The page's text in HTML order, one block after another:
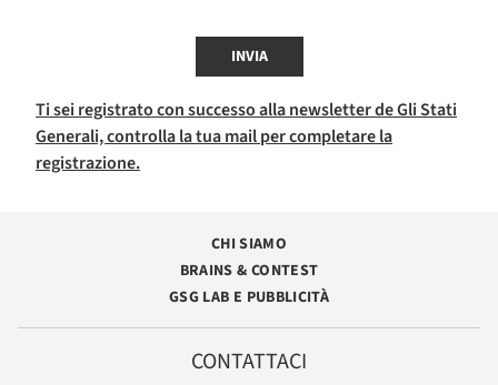
INVIA
Ti sei registrato con successo alla newsletter de Gli Stati
Generali, controlla la tua mail per completare la
registrazione.
CHI SIAMO
BRAINS & CONTEST
GSG LAB E PUBBLICITÀ
CONTATTACI